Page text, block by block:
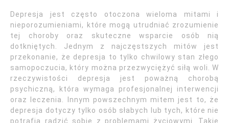
Depresja jest często otoczona wieloma mitami i
nieporozumieniami, które mogą utrudniać zrozumienie
tej choroby oraz skuteczne wsparcie osób nią
dotkniętych. Jednym z najczęstszych mitów jest
przekonanie, że depresja to tylko chwilowy stan złego
samopoczucia, który można przezwyciężyć siłą woli. W
rzeczywistości depresja jest poważną chorobą
psychiczną, która wymaga profesjonalnej interwencji
oraz leczenia. Innym powszechnym mitem jest to, że
depresja dotyczy tylko osób słabych lub tych, które nie
potrafią radzić sobie z problemami życiowymi. Takie